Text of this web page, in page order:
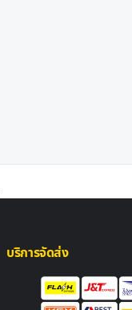
บริการจัดส่ง